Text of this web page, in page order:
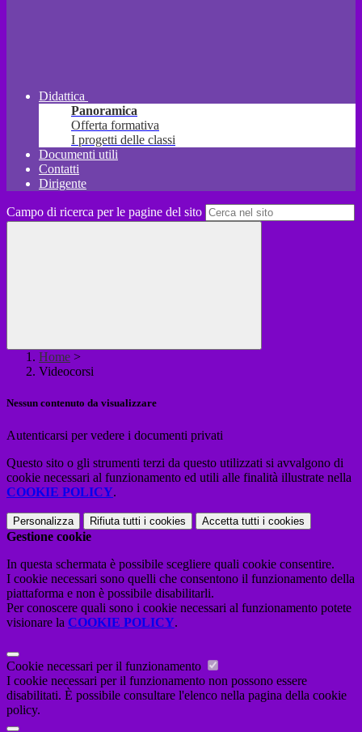
Didattica
Panoramica
Offerta formativa
I progetti delle classi
Documenti utili
Contatti
Dirigente
Campo di ricerca per le pagine del sito
Home >
Videocorsi
Nessun contenuto da visualizzare
Autenticarsi per vedere i documenti privati
Questo sito o gli strumenti terzi da questo utilizzati si avvalgono di
cookie necessari al funzionamento ed utili alle finalità illustrate nella
COOKIE POLICY.
Personalizza Rifiuta tutti i cookies Accetta tutti i cookies
Gestione cookie
In questa schermata è possibile scegliere quali cookie consentire.
I cookie necessari sono quelli che consentono il funzionamento della
piattaforma e non è possibile disabilitarli.
Per conoscere quali sono i cookie necessari al funzionamento potete
visionare la COOKIE POLICY.
Cookie necessari per il funzionamento
I cookie necessari per il funzionamento non possono essere
disabilitati. È possibile consultare l'elenco nella pagina della cookie
policy.